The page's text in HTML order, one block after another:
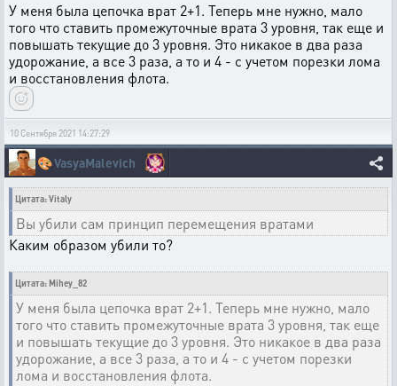
У меня была цепочка врат 2+1. Теперь мне нужно, мало
того что ставить промежуточные врата 3 уровня, так еще и
повышать текущие до 3 уровня. Это никакое в два раза
удорожание, а все 3 раза, а то и 4 - с учетом порезки лома
и восстановления флота.
10 Сентября 2021 14:27:29
🎨VasyaMalevich
Цитата: Vitaly
Вы убили сам принцип перемещения вратами
Каким образом убили то?
Цитата: Mihey_82
У меня была цепочка врат 2+1. Теперь мне нужно, мало
того что ставить промежуточные врата 3 уровня, так еще
и повышать текущие до 3 уровня. Это никакое в два раза
удорожание, а все 3 раза, а то и 4 - с учетом порезки
лома и восстановления флота.